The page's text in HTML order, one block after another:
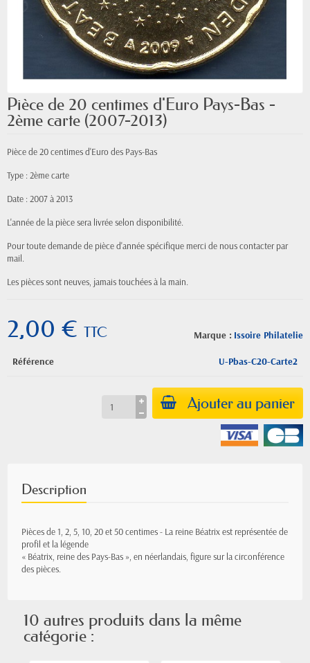
Pièce de 20 centimes d'Euro Pays-Bas -
2ème carte (2007-2013)
Pièce de 20 centimes d'Euro des Pays-Bas
Type : 2ème carte
Date : 2007 à 2013
L'année de la pièce sera livrée selon disponibilité.
Pour toute demande de pièce d'année spécifique merci de nous contacter par
mail.
Les pièces sont neuves, jamais touchées à la main.
Marque : Issoire Philatelie
2,00 € TTC
Référence U-Pbas-C20-Carte2
Ajouter au panier
Description
Pièces de 1, 2, 5, 10, 20 et 50 centimes - La reine Béatrix est représentée de
profil et la légende
« Béatrix, reine des Pays-Bas », en néerlandais, figure sur la circonférence
des pièces.
10 autres produits dans la même
catégorie :